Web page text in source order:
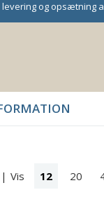
levering og opsætning
| Vis 12 20